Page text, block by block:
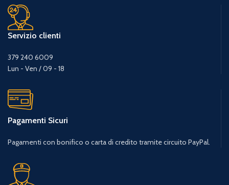
Servizio clienti
379 240 6009
Lun - Ven / 09 - 18
Pagamenti Sicuri
Pagamenti con bonifico o carta di credito tramite circuito PayPal.